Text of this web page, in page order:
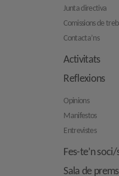
Junta directiva
Comissions de
Contacta’ns
Activitats
Reflexions
Opinions
Manifestos
Entrevistes
Fes-te’n
Sala de